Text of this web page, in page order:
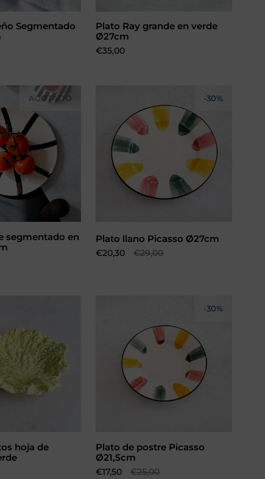
Segmentado
Plato Ray grande en verde
Ø27cm
Precio:
€35,00
segmentado en
AGOTADO
Añadir al carrito
Plato llano Picasso Ø27cm
Precio de oferta:
€20,30 Precio habitual:
€29,00
-30%
al carrito
hoja de
Añadir al carrito
Plato de postre Picasso
Ø21,5cm
Precio de oferta:
€17,50 Precio habitual:
€25,00
-30%